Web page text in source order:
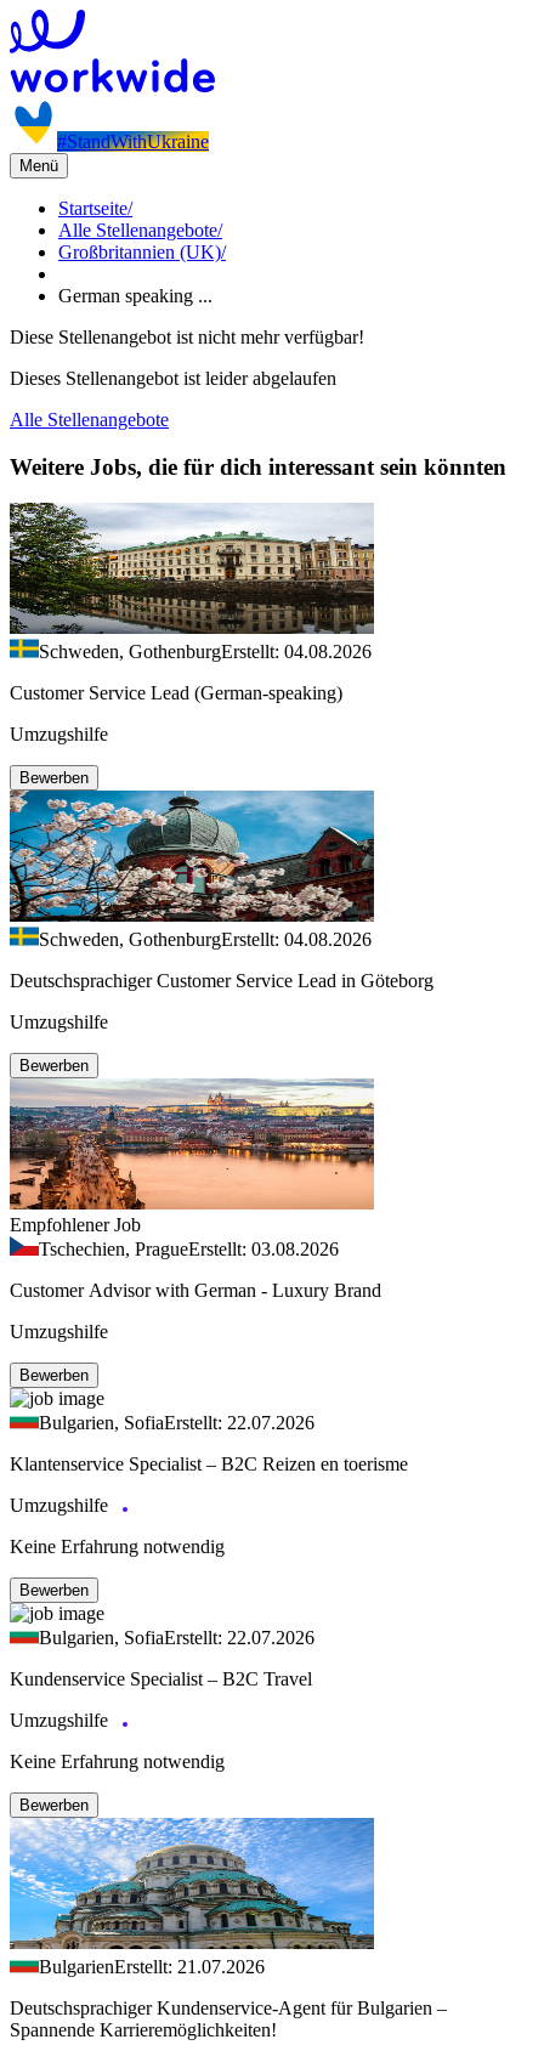
#StandWithUkraine
Menü
Startseite/
Alle Stellenangebote/
Großbritannien (UK)/
German speaking ...
Diese Stellenangebot ist nicht mehr verfügbar!
Dieses Stellenangebot ist leider abgelaufen
Alle Stellenangebote
Weitere Jobs, die für dich interessant sein könnten
Schweden, GothenburgErstellt: 04.08.2026
Customer Service Lead (German-speaking)
Umzugshilfe
Bewerben
Schweden, GothenburgErstellt: 04.08.2026
Deutschsprachiger Customer Service Lead in Göteborg
Umzugshilfe
Bewerben
Empfohlener Job
Tschechien, PragueErstellt: 03.08.2026
Customer Advisor with German - Luxury Brand
Umzugshilfe
Bewerben
Bulgarien, SofiaErstellt: 22.07.2026
Klantenservice Specialist – B2C Reizen en toerisme
Umzugshilfe
Keine Erfahrung notwendig
Bewerben
Bulgarien, SofiaErstellt: 22.07.2026
Kundenservice Specialist – B2C Travel
Umzugshilfe
Keine Erfahrung notwendig
Bewerben
BulgarienErstellt: 21.07.2026
Deutschsprachiger Kundenservice-Agent für Bulgarien –
Spannende Karrieremöglichkeiten!